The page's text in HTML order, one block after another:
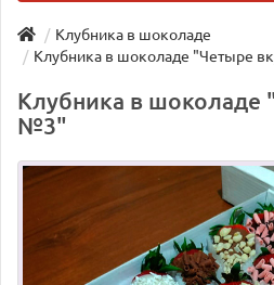
Клубника в шоколаде
Клубника в шоколаде "Четыре
Клубника в шоколаде
№3"